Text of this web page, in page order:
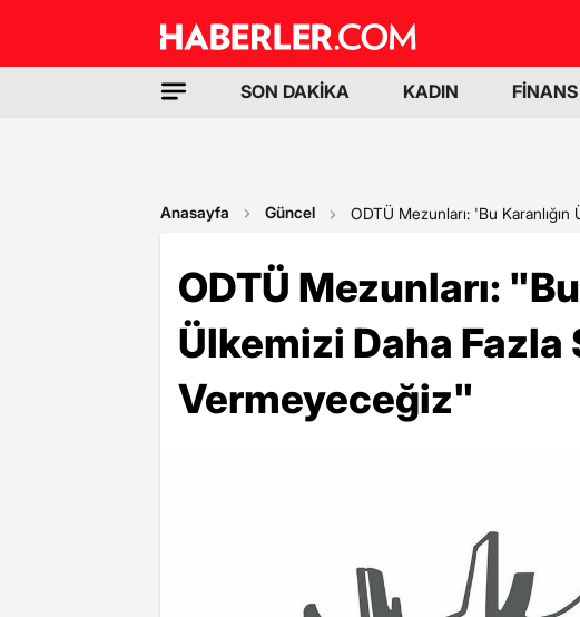
SON DAKİKA KADIN FİNANS
Anasayfa Güncel ODTÜ Mezunları: 'Bu
ODTÜ Mezunları:
Ülkemizi Daha Fazla
Vermeyeceğiz"